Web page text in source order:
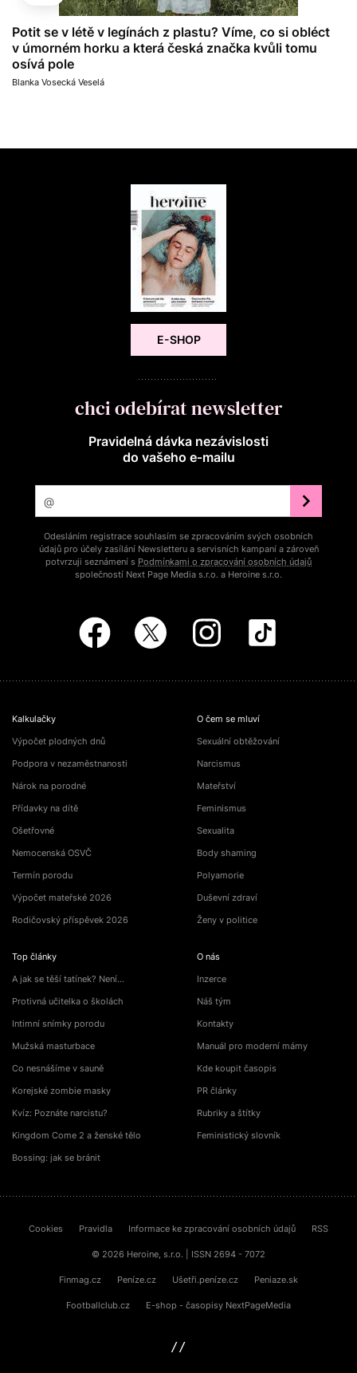
Potit se v létě v legínách z plastu? Víme, co si obléct
v úmorném horku a která česká značka kvůli tomu
osívá pole
Blanka Vosecká Veselá
E-SHOP
chci odebírat newsletter
Pravidelná dávka nezávislosti
do vašeho e‑mailu
Odesláním registrace souhlasím se zpracováním svých osobních
údajů pro účely zasílání Newsletteru a servisních kampaní a zároveň
potvrzuji seznámení s Podmínkami o zpracování osobních údajů
společností Next Page Media s.r.o. a Heroine s.r.o.
Kalkulačky
Výpočet plodných dnů
Podpora v nezaměstnanosti
Nárok na porodné
Přídavky na dítě
Ošetřovné
Nemocenská OSVČ
Termín porodu
Výpočet mateřské 2026
Rodičovský příspěvek 2026
Top články
A jak se těší tatínek? Není…
Protivná učitelka o školách
Intimní snímky porodu
Mužská masturbace
Co nesnášíme v sauně
Korejské zombie masky
Kvíz: Poznáte narcistu?
Kingdom Come 2 a ženské tělo
Bossing: jak se bránit
O čem se mluví
Sexuální obtěžování
Narcismus
Mateřství
Feminismus
Sexualita
Body shaming
Polyamorie
Duševní zdraví
Ženy v politice
O nás
Inzerce
Náš tým
Kontakty
Manuál pro moderní mámy
Kde koupit časopis
PR články
Rubriky a štítky
Feministický slovník
Cookies Pravidla Informace ke zpracování osobních údajů RSS
© 2026 Heroine, s.r.o. | ISSN 2694 - 7072
Finmag.cz Peníze.cz Ušetři.peníze.cz Peniaze.sk
Footballclub.cz E-shop - časopisy NextPageMedia